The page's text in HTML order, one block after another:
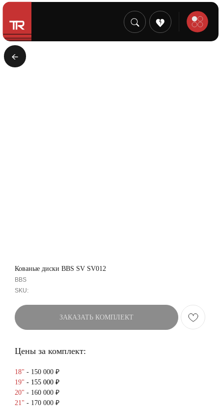
Кованые диски BBS SV SV012
BBS
SKU:
ЗАКАЗАТЬ КОМПЛЕКТ
Цены за комплект:
18" - 150 000 ₽
19" - 155 000 ₽
20" - 160 000 ₽
21" - 170 000 ₽